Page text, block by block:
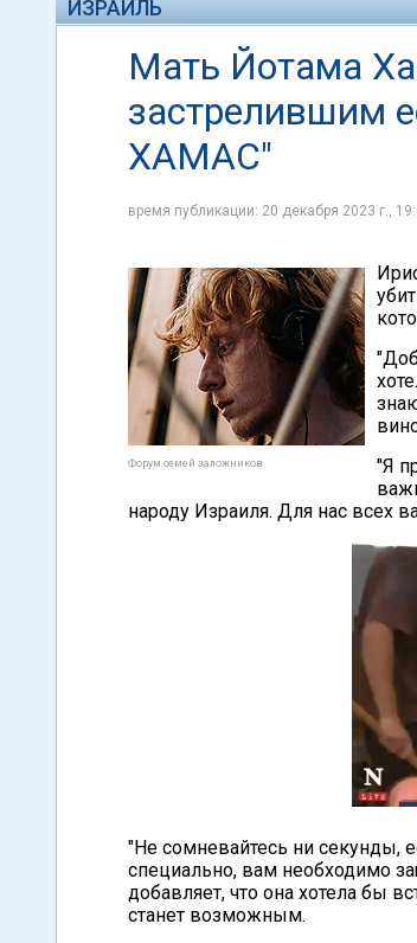
ИЗРАИЛЬ
Мать Йотама
застрелившим
ХАМАС"
время публикации: 20 декабря 2023 г.,
Форум семей заложников
"Я
народу Израиля. Для нас всех
"Не сомневайтесь ни секунды,
специально, вам необходимо
добавляет, что она хотела бы
станет возможным.